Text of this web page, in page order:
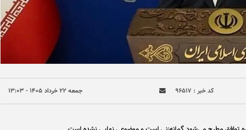
کد خبر : ۹۶۵۱۷ جمعه ۲۲ خرداد ۱۴۰۵ - ۱۳:۰۳